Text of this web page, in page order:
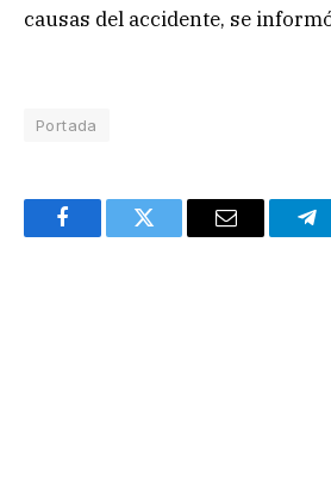
causas del accidente, se
Portada
FacebookTwitter Email